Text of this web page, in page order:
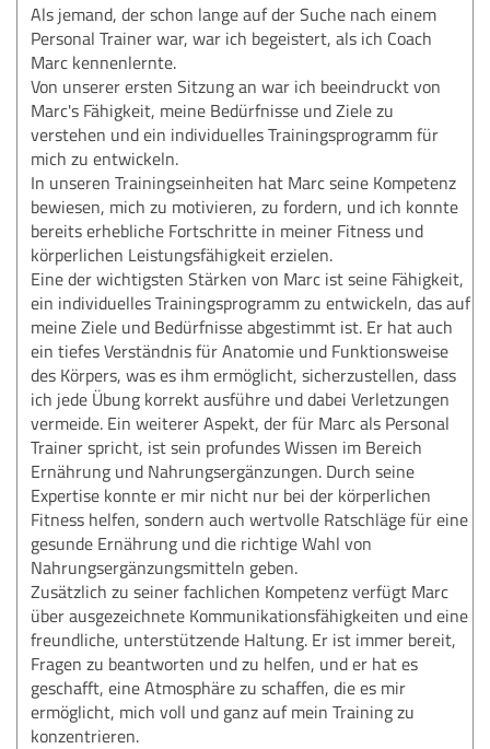
Als jemand, der schon lange auf der Suche nach einem
Personal Trainer war, war ich begeistert, als ich Coach
Marc kennenlernte.
Von unserer ersten Sitzung an war ich beeindruckt von
Marc's Fähigkeit, meine Bedürfnisse und Ziele zu
verstehen und ein individuelles Trainingsprogramm für
mich zu entwickeln.
In unseren Trainingseinheiten hat Marc seine Kompetenz
bewiesen, mich zu motivieren, zu fordern, und ich konnte
bereits erhebliche Fortschritte in meiner Fitness und
körperlichen Leistungsfähigkeit erzielen.
Eine der wichtigsten Stärken von Marc ist seine Fähigkeit,
ein individuelles Trainingsprogramm zu entwickeln, das auf
meine Ziele und Bedürfnisse abgestimmt ist. Er hat auch
ein tiefes Verständnis für Anatomie und Funktionsweise
des Körpers, was es ihm ermöglicht, sicherzustellen, dass
ich jede Übung korrekt ausführe und dabei Verletzungen
vermeide. Ein weiterer Aspekt, der für Marc als Personal
Trainer spricht, ist sein profundes Wissen im Bereich
Ernährung und Nahrungsergänzungen. Durch seine
Expertise konnte er mir nicht nur bei der körperlichen
Fitness helfen, sondern auch wertvolle Ratschläge für eine
gesunde Ernährung und die richtige Wahl von
Nahrungsergänzungsmitteln geben.
Zusätzlich zu seiner fachlichen Kompetenz verfügt Marc
über ausgezeichnete Kommunikationsfähigkeiten und eine
freundliche, unterstützende Haltung. Er ist immer bereit,
Fragen zu beantworten und zu helfen, und er hat es
geschafft, eine Atmosphäre zu schaffen, die es mir
ermöglicht, mich voll und ganz auf mein Training zu
konzentrieren.